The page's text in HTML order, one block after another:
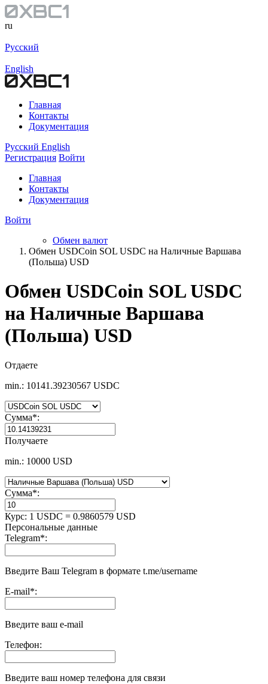
ru
Русский
English
Главная
Контакты
Документация
Русский English
Регистрация Войти
Главная
Контакты
Документация
Войти
Обмен валют
Обмен USDCoin SOL USDC на Наличные Варшава
(Польша) USD
Обмен USDCoin SOL USDC
на Наличные Варшава
(Польша) USD
Отдаете
min.: 10141.39230567 USDC
Сумма*:
Получаете
min.: 10000 USD
Сумма*:
Курс: 1 USDC = 0.9860579 USD
Персональные данные
Telegram*:
Введите Ваш Telegram в формате t.me/username
E-mail*:
Введите ваш e-mail
Телефон:
Введите ваш номер телефона для связи